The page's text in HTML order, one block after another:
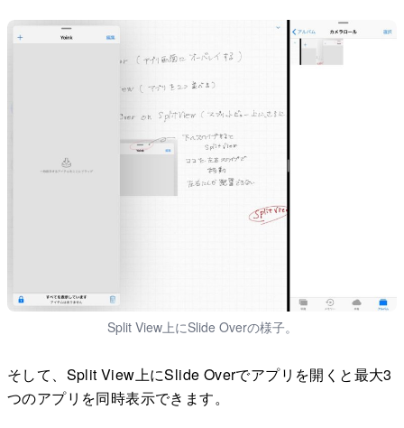
Split View上にSlide Overの様子。
そして、Split View上にSlide Overでアプリを開くと最大3
つのアプリを同時表示できます。